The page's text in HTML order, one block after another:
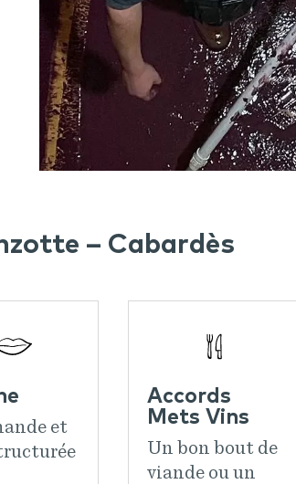
– Cabardès
et
Accords
Mets Vins
Un bon bout de
viande ou un